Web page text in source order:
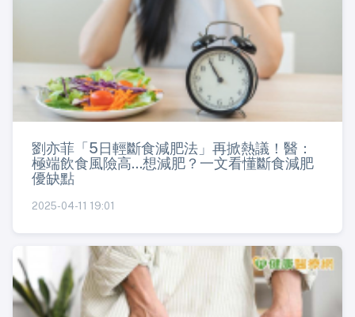
劉亦菲「5日輕斷食減肥法」再掀熱議！醫：
極端飲食風險高...想減肥？一文看懂斷食減肥
優缺點
2025-04-11 19:01